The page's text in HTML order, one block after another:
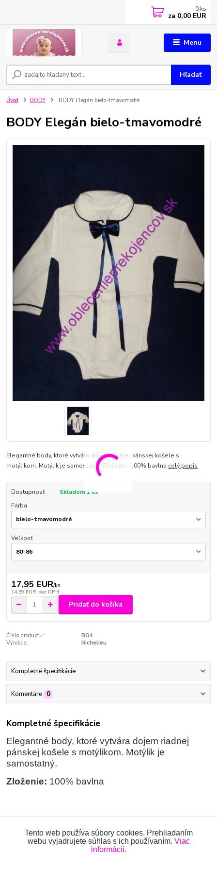
Menu
Hľadať
0 ks
za 0,00 EUR
Úvod BODY BODY Elegán bielo-tmavomodré
BODY Elegán bielo-tmavomodré
Elegantné body, ktoré vytvára dojem riadnej pánskej košele s
motýlikom. Motýlik je samostatný. Zloženie: 100% bavlna celý popis
Dostupnosť
Skladom 1 ks
Farba
Veľkosť
17,95 EUR/ks
14,59 EUR bez DPH
Pridať do košíka
Číslo produktu:
BO4
Výrobca:
Richelieu
Kompletné špecifikácie
Komentáre 0
Kompletné špecifikácie
Elegantné body, ktoré vytvára dojem riadnej
pánskej košele s motýlikom. Motýlik je
samostatný.
Zloženie: 100% bavlna
BODY
Tento web používa súbory cookies. Prehliadaním
webu vyjadrujete súhlas s ich používaním. Viac
informácií.